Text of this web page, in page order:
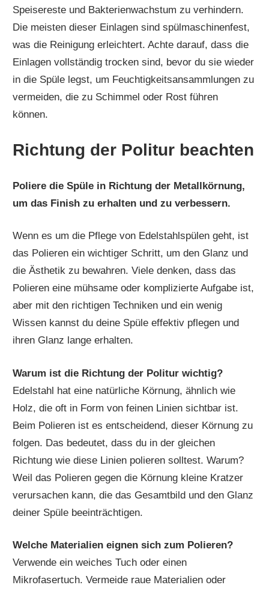
Speisereste und Bakterienwachstum zu verhindern.
Die meisten dieser Einlagen sind spülmaschinenfest,
was die Reinigung erleichtert. Achte darauf, dass die
Einlagen vollständig trocken sind, bevor du sie wieder
in die Spüle legst, um Feuchtigkeitsansammlungen zu
vermeiden, die zu Schimmel oder Rost führen
können.
Richtung der Politur beachten
Poliere die Spüle in Richtung der Metallkörnung,
um das Finish zu erhalten und zu verbessern.
Wenn es um die Pflege von Edelstahlspülen geht, ist
das Polieren ein wichtiger Schritt, um den Glanz und
die Ästhetik zu bewahren. Viele denken, dass das
Polieren eine mühsame oder komplizierte Aufgabe ist,
aber mit den richtigen Techniken und ein wenig
Wissen kannst du deine Spüle effektiv pflegen und
ihren Glanz lange erhalten.
Warum ist die Richtung der Politur wichtig?
Edelstahl hat eine natürliche Körnung, ähnlich wie
Holz, die oft in Form von feinen Linien sichtbar ist.
Beim Polieren ist es entscheidend, dieser Körnung zu
folgen. Das bedeutet, dass du in der gleichen
Richtung wie diese Linien polieren solltest. Warum?
Weil das Polieren gegen die Körnung kleine Kratzer
verursachen kann, die das Gesamtbild und den Glanz
deiner Spüle beeinträchtigen.
Welche Materialien eignen sich zum Polieren?
Verwende ein weiches Tuch oder einen
Mikrofasertuch. Vermeide raue Materialien oder